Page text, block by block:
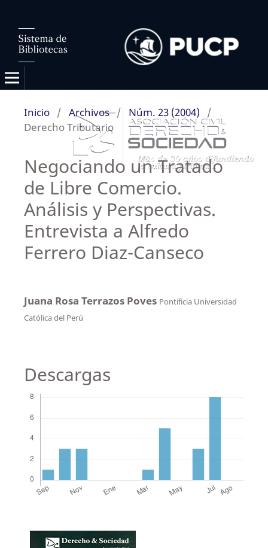
Inicio / Archivos / Núm. 23 (2004)
/
Derecho Tributario
Negociando un Tratado
de Libre Comercio.
Análisis y Perspectivas.
Entrevista a Alfredo
Ferrero Diaz-Canseco
Juana Rosa Terrazos Poves Pontificia Universidad
Católica del Perú
Descargas